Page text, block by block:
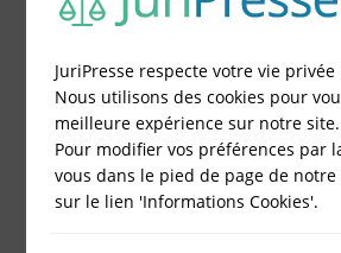
Cessation d'activité
JuriPresse respecte votre vie privée
Nous utilisons des cookies pour
meilleure expérience sur notre site.
Pour modifier vos préférences par
vous dans le pied de page de
sur le lien 'Informations Cookies'.